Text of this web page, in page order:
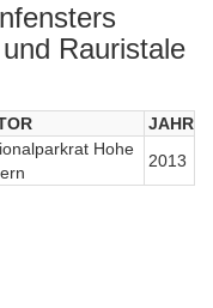
Rauristale
JAHR
Hohe
2013